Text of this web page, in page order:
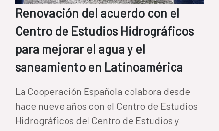
Renovación del acuerdo con el
Centro de Estudios Hidrográficos
para mejorar el agua y el
saneamiento en Latinoamérica
La Cooperación Española colabora desde
hace nueve años con el Centro de Estudios
Hidrográficos del Centro de Estudios y